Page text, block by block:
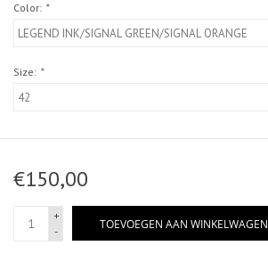
Color: *
Size: *
€150,00
+
-
TOEVOEGEN AAN WINKELWAGEN